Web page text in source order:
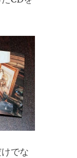
でな